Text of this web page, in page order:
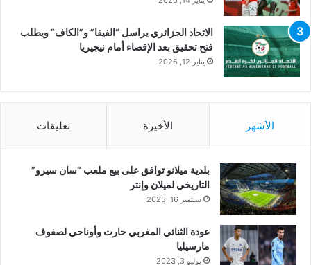
الاتحاد الجزائري يراسل “الفيفا” و”الكاف” ويطلب
فتح تحقيق بعد الإقصاء أمام نيجيريا
يناير 12, 2026
الأشهر الأخيرة تعليقات
بلدية ميلانو توافق على بيع ملعب “سان سيرو”
التاريخي لميلان وإنتر
سبتمبر 16, 2025
عودة الثنائي المغربي حارث وأوناحي لصفوف
مارسيليا
يوليو 3, 2023